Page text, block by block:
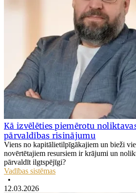
Kā izvēlēties piemērotu
pārvaldības risinājumu
Viens no kapitālietilpīgākajiem un bieži
novērtētajiem resursiem ir krājumi un
pārvaldīt ilgtspējīgi?
Vadības sistēmas
•
12.03.2026